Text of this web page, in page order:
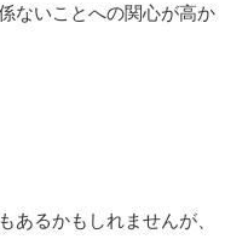
ないことへの関心が高か
あるかもしれませんが、